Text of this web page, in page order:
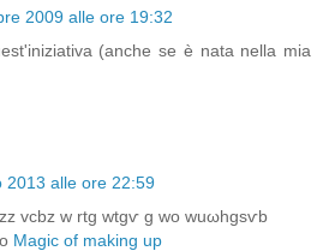
2009 alle ore 19:32
(anche se è nata nella mia
2013 alle ore 22:59
vcbz w rtg wtgѵ g wo wuωhgsѵb
Magic of making up